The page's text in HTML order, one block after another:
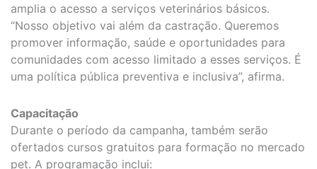
amplia o acesso a serviços veterinários básicos.
“Nosso objetivo vai além da castração. Queremos
promover informação, saúde e oportunidades para
comunidades com acesso limitado a esses serviços. É
uma política pública preventiva e inclusiva”, afirma.
Capacitação
Durante o período da campanha, também serão
ofertados cursos gratuitos para formação no mercado
pet. A programação inclui: